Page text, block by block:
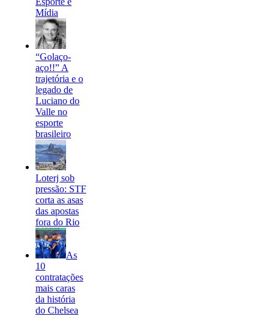
Mídia
“Golaço-
aço!!” A
trajetória e o
legado de
Luciano do
Valle no
esporte
brasileiro
Loterj sob
pressão: STF
corta as asas
das apostas
fora do Rio
As
10
contratações
mais caras
da história
do Chelsea